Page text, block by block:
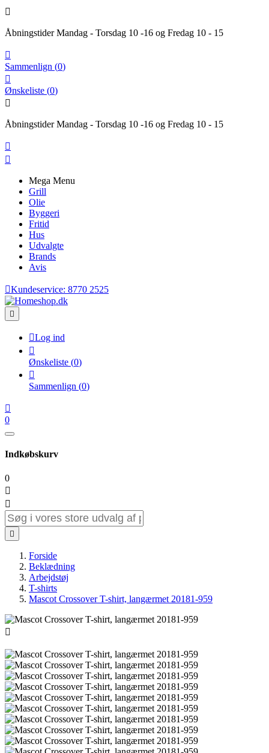

Åbningstider Mandag - Torsdag 10 -16 og Fredag 10 - 15

Sammenlign (0)

Ønskeliste (0)

Åbningstider Mandag - Torsdag 10 -16 og Fredag 10 - 15


Mega Menu
Grill
Olie
Byggeri
Fritid
Hus
Udvalgte
Brands
Avis
Kundeservice: 8770 2525

Log ind

Ønskeliste (0)

Sammenlign (0)

0
Indkøbskurv
0



Forside
Beklædning
Arbejdstøj
T-shirts
Mascot Crossover T-shirt, langærmet 20181-959
